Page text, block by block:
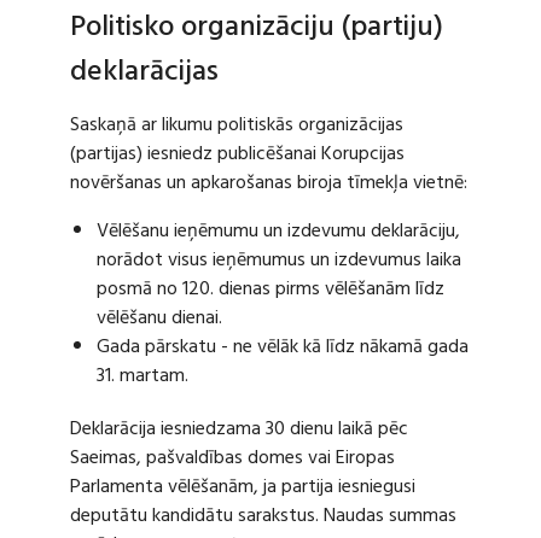
Politisko organizāciju (partiju)
deklarācijas
Saskaņā ar likumu politiskās organizācijas
(partijas) iesniedz publicēšanai Korupcijas
novēršanas un apkarošanas biroja tīmekļa vietnē:
Vēlēšanu ieņēmumu un izdevumu deklarāciju,
norādot visus ieņēmumus un izdevumus laika
posmā no 120. dienas pirms vēlēšanām līdz
vēlēšanu dienai.
Gada pārskatu - ne vēlāk kā līdz nākamā gada
31. martam.
Deklarācija iesniedzama 30 dienu laikā pēc
Saeimas, pašvaldības domes vai Eiropas
Parlamenta vēlēšanām, ja partija iesniegusi
deputātu kandidātu sarakstus. Naudas summas